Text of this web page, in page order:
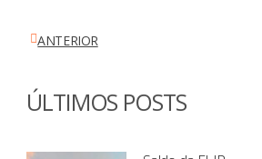
ANTERIOR
ÚLTIMOS POSTS